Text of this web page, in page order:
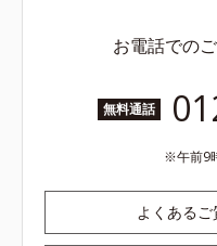
お電話での
無料通話
午前9
よくある